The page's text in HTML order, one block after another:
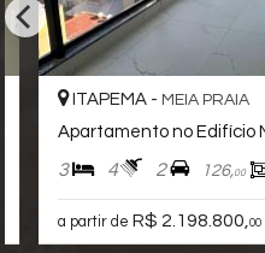
ITAPEMA - MEIA PRAIA
Apartamento no Edifício
3 4 2 126,00
a partir de R$ 2.198.800,00